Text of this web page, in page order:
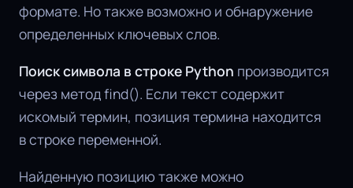
формате. Но также возможно и обнаружение
определенных ключевых слов.
Поиск символа в строке Python производится
через метод find(). Если текст содержит
искомый термин, позиция термина находится
в строке переменной.
Найденную позицию также можно